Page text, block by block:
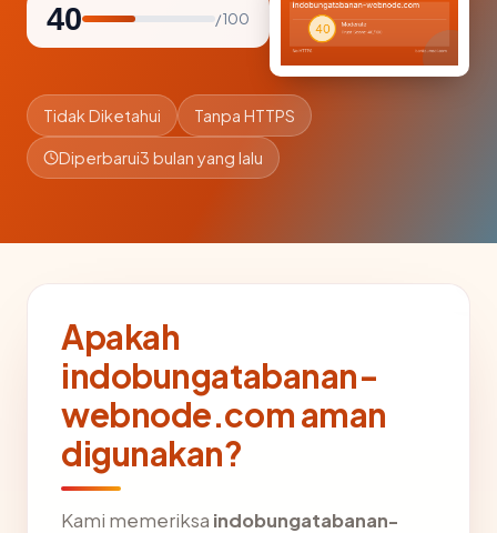
40 / 100
Tidak Diketahui Tanpa HTTPS
Diperbarui3 bulan yang lalu
Apakah
indobungatabanan-
webnode.com aman
digunakan?
Kami memeriksa indobungatabanan-